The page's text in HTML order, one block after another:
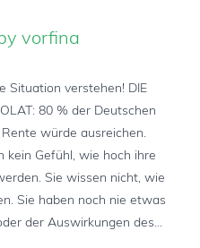
vorfina
Situation verstehen! DIE
80 % der Deutschen
würde ausreichen.
kein Gefühl, wie hoch ihre
Sie wissen nicht, wie
Sie haben noch nie etwas
der Auswirkungen des...